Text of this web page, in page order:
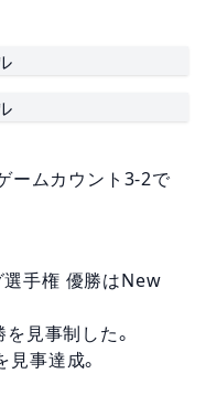
ームカウント3-2で
手権 優勝はNew
見事制した。
事達成。